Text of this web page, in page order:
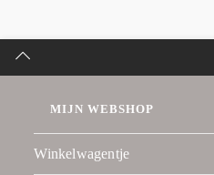
MIJN WEBSHOP
Winkelwagentje